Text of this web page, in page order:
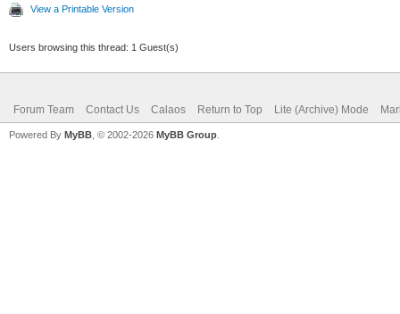
View a Printable Version
Users browsing this thread: 1 Guest(s)
Forum Team Contact Us Calaos Return to Top Lite (Archive) Mode
Powered By MyBB , © 2002-2026 MyBB Group